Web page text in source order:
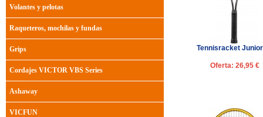
Tennisracket
Oferta: 26,95 €
Volantes y pelotas
Raqueteros, mochilas y fundas
Grips
Cordajes VICTOR VBS Series
Ashaway
VICFUN